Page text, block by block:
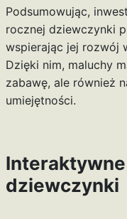
Podsumowując,
rocznej dziewczynki
wspierając jej rozwój
Dzięki nim, maluchy
zabawę, ale również
umiejętności.
dziewczynki